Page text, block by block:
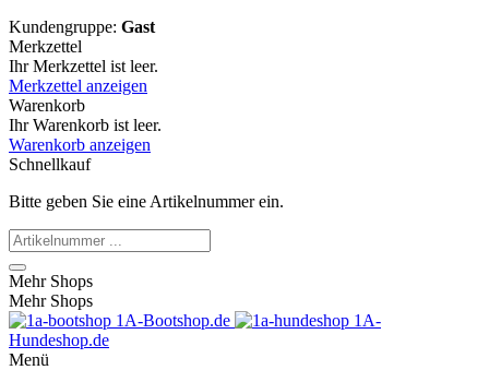
Kundengruppe: Gast
Merkzettel
Ihr Merkzettel ist leer.
Merkzettel anzeigen
Warenkorb
Ihr Warenkorb ist leer.
Warenkorb anzeigen
Schnellkauf
Bitte geben Sie eine Artikelnummer ein.
Mehr Shops
Mehr Shops
1A-Bootshop.de
1A-
Hundeshop.de
Menü